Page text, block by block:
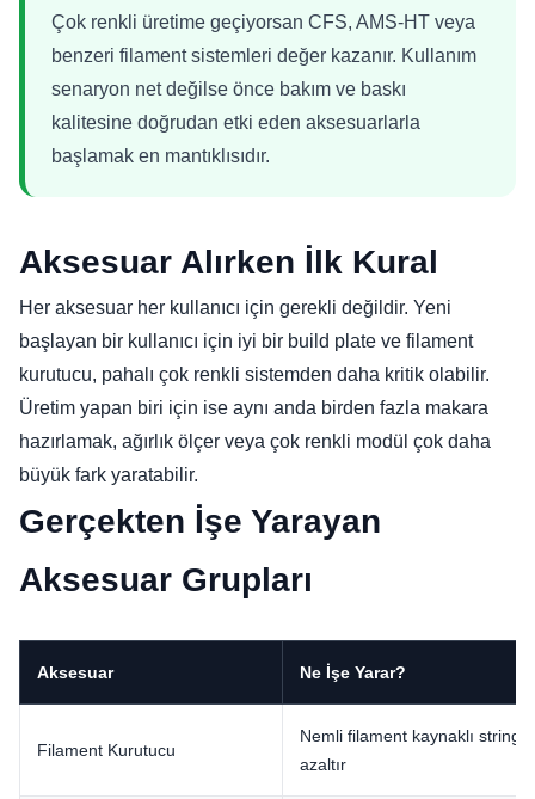
Çok renkli üretime geçiyorsan CFS, AMS-HT veya
benzeri filament sistemleri değer kazanır. Kullanım
senaryon net değilse önce bakım ve baskı
kalitesine doğrudan etki eden aksesuarlarla
başlamak en mantıklısıdır.
Aksesuar Alırken İlk Kural
Her aksesuar her kullanıcı için gerekli değildir. Yeni
başlayan bir kullanıcı için iyi bir build plate ve filament
kurutucu, pahalı çok renkli sistemden daha kritik olabilir.
Üretim yapan biri için ise aynı anda birden fazla makara
hazırlamak, ağırlık ölçer veya çok renkli modül çok daha
büyük fark yaratabilir.
Gerçekten İşe Yarayan
Aksesuar Grupları
Aksesuar Ne İşe Yarar?
Filament Kurutucu
Nemli filament kaynaklı
azaltır